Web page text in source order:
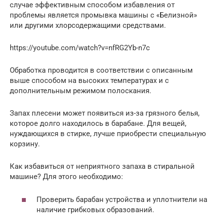
случае эффективным способом избавления от
проблемы является промывка машины с «Белизной»
или другими хлорсодержащими средствами.
https://youtube.com/watch?v=nfRG2Yb-n7c
Обработка проводится в соответствии с описанным
выше способом на высоких температурах и с
дополнительным режимом полоскания.
Запах плесени может появиться из-за грязного белья,
которое долго находилось в барабане. Для вещей,
нуждающихся в стирке, лучше приобрести специальную
корзину.
Как избавиться от неприятного запаха в стиральной
машине? Для этого необходимо:
Проверить барабан устройства и уплотнители на
наличие грибковых образований.